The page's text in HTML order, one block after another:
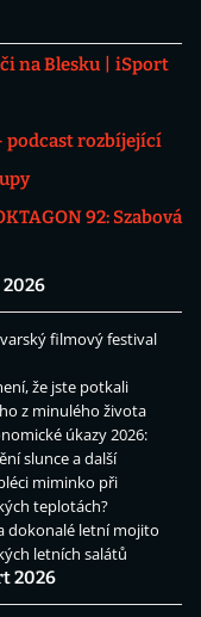
na Blesku
iSport
podcast rozbíjející
92: Szabová
2026
filmový festival
že jste potkali
z minulého života
úkazy 2026:
slunce a další
miminko při
teplotách?
dokonalé letní mojito
letních salátů
2026